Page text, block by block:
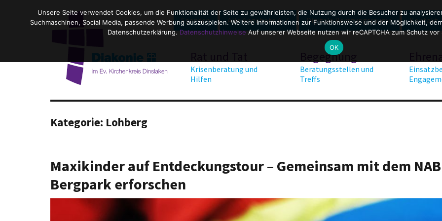
Krisenberatung und
Hilfen
Begegnung
Beratungsstellen und
Treffs
Spenden Alle Angebote A-Z Digitale Beratungsräume Kontakt
Kategorie: Lohberg
Maxikinder auf Entdeckungstour – Gemeinsam mit dem
Bergpark erforschen
Unsere Seite verwendet Cookies, um die Funktionalität der Seite zu gewährleisten, die Nutzung durch die Besucher zu
Suchmaschinen, Social Media, passende Werbung auszuspielen. Weitere Informationen zur Funktionsweise und der Möglichkeit,
Datenschutzerklärung.DatenschutzhinweiseAuf unserer Webseite nutzen wir reCAPTCHA zum Schutz
OK